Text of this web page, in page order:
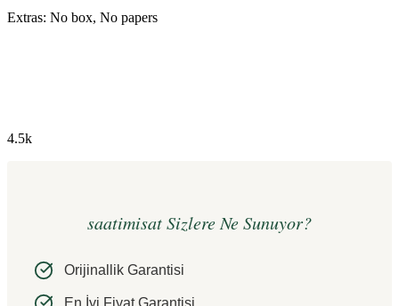
Extras: No box, No papers
4.5k
saatimisat Sizlere Ne Sunuyor?
Orijinallik Garantisi